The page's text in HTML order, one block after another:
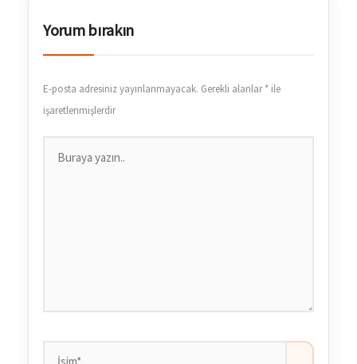
Yorum bırakın
E-posta adresiniz yayınlanmayacak. Gerekli alanlar* ile
işaretlenmişlerdir